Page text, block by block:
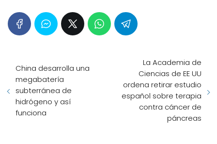
China desarrolla una
megabatería
subterránea de
hidrógeno y así
funciona
La Academia de
Ciencias de EE UU
ordena retirar estudio
español sobre terapia
contra cáncer de
páncreas